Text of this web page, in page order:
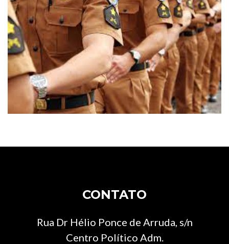
CONTATO
Rua Dr Hélio Ponce de Arruda, s/n
Centro Político Adm.